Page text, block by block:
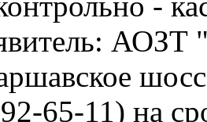
65-11) на